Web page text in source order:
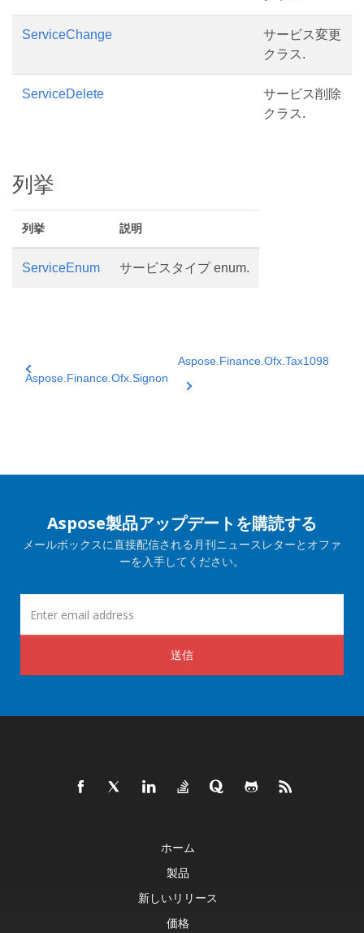
ServiceChange
サービス変更
クラス.
ServiceDelete
サービス削除
クラス.
列挙
列挙 説明
ServiceEnum サービスタイプ enum.
Aspose.Finance.Ofx.Signon
Aspose.Finance.Ofx.Tax1098
Aspose製品アップデートを購読する
メールボックスに直接配信される月刊ニュースレターとオファ
ーを入手してください。
送信
ホーム
製品
新しいリリース
価格